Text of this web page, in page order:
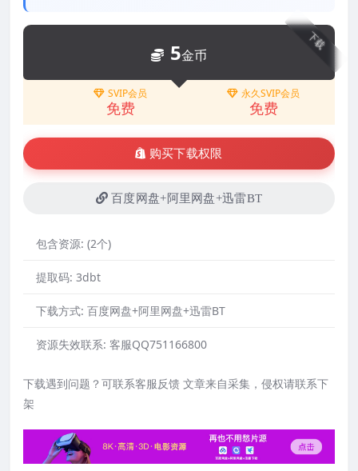
下载
5金币
SVIP会员
免费
永久SVIP会员
免费
购买下载权限
百度网盘+阿里网盘+迅雷BT
包含资源: (2个)
提取码: 3dbt
下载方式: 百度网盘+阿里网盘+迅雷BT
资源失效联系: 客服QQ751166800
下载遇到问题？可联系客服反馈 文章来自采集，侵权请联系下
架